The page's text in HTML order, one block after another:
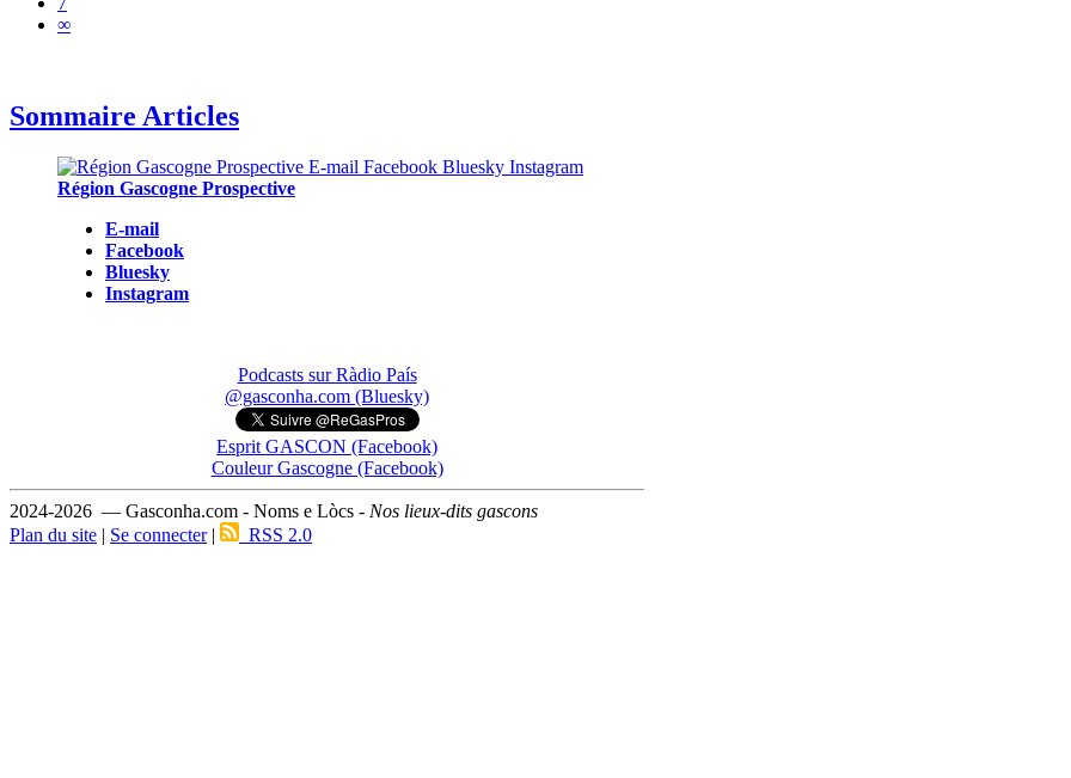
∞
Sommaire Articles
Région Gascogne Prospective
E-mail
Facebook
Bluesky
Instagram
Podcasts sur Ràdio País
@gasconha.com (Bluesky)
Esprit GASCON (Facebook)
Couleur Gascogne (Facebook)
2024-2026 — Gasconha.com - Noms e Lòcs - Nos lieux-dits gascons
Plan du site | Se connecter| RSS 2.0